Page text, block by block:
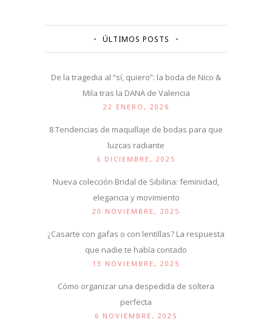
ÚLTIMOS POSTS
De la tragedia al “sí, quiero”: la boda de Nico &
Mila tras la DANA de Valencia
22 ENERO, 2026
8 Tendencias de maquillaje de bodas para que
luzcas radiante
6 DICIEMBRE, 2025
Nueva colección Bridal de Sibilina: feminidad,
elegancia y movimiento
20 NOVIEMBRE, 2025
¿Casarte con gafas o con lentillas? La respuesta
que nadie te había contado
13 NOVIEMBRE, 2025
Cómo organizar una despedida de soltera
perfecta
6 NOVIEMBRE, 2025